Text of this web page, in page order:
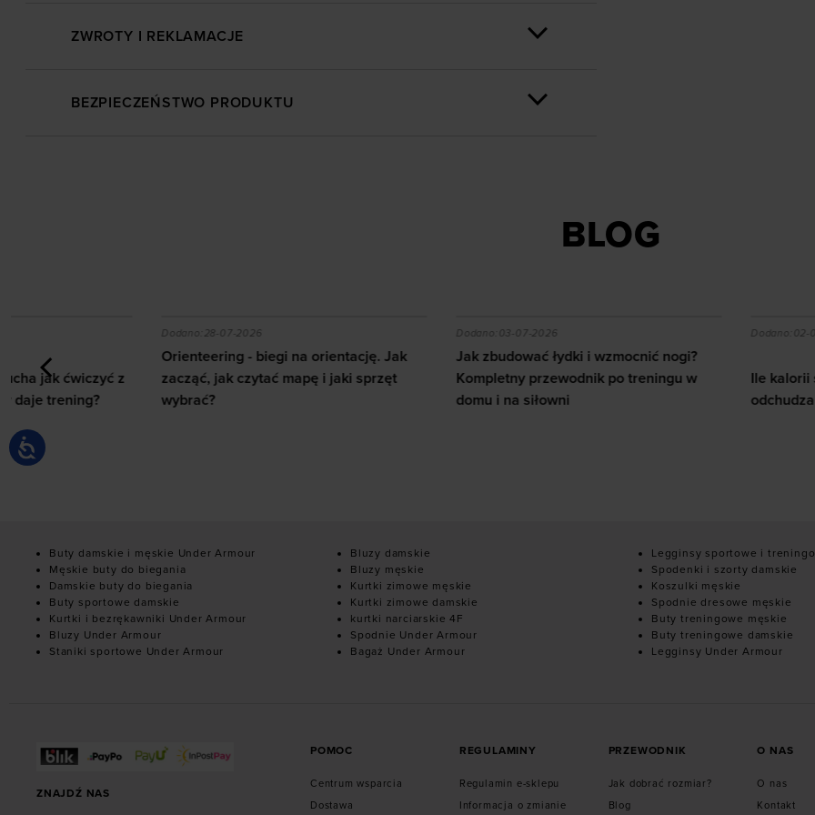
ZWROTY I REKLAMACJE
BEZPIECZEŃSTWO PRODUKTU
BLOG
z ab wheel i jakie efekty daje trening?
Orienteering - biegi na orientację. Jak zacząć, jak czytać mapę i jaki sprzęt wybrać?
Orienteering - biegi na orientację. Jak
zacząć, jak czytać mapę i jaki sprzęt
wybrać?
Jak zbudować łydki i wzmocnić nogi? Kompletny przewodnik po
Jak zbudować łydki i wzmocnić nogi?
Kompletny przewodnik po treningu w
Ile kalorii spala squash i
Ile kalorii spala squash i jak
Buty damskie i męskie Under Armour
Męskie buty do biegania
Damskie buty do biegania
Buty sportowe damskie
Kurtki i bezrękawniki Under Armour
Bluzy Under Armour
Staniki sportowe Under Armour
Bluzy damskie
Bluzy męskie
Kurtki zimowe męskie
Kurtki zimowe damskie
kurtki narciarskie 4F
Spodnie Under Armour
Bagaż Under Armour
Legginsy sportowe i
Spodenki i szorty damskie
Koszulki męskie
Spodnie dresowe męskie
Buty treningowe męskie
Buty treningowe damskie
Legginsy Under Armour
ZNAJDŹ NAS
POMOC
Centrum wsparcia
Dostawa
REGULAMINY
Regulamin e-sklepu
Informacja o zmianie
PRZEWODNIK
Jak dobrać rozmiar?
Blog
O NAS
O nas
Kontakt